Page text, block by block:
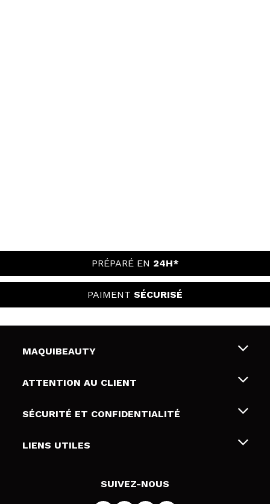
PRÉPARÉ EN 24H*
PAIMENT SÉCURISÉ
MAQUIBEAUTY
Qui sommes nous
Cartes-cadeaux
ATTENTION AU CLIENT
Livraison & retour
Modes de paiement
SÉCURITÉ ET CONFIDENTIALITÉ
Conditions et confidentialité
LIENS UTILES
SUIVEZ-NOUS